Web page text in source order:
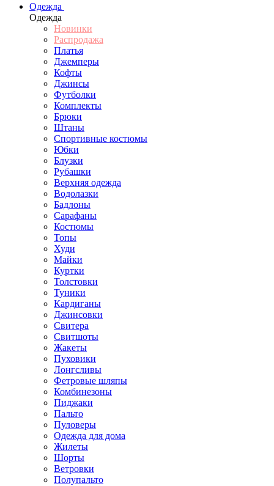
Одежда
Одежда
Новинки
Распродажа
Платья
Джемперы
Кофты
Джинсы
Футболки
Комплекты
Брюки
Штаны
Спортивные костюмы
Юбки
Блузки
Рубашки
Верхняя одежда
Водолазки
Бадлоны
Сарафаны
Костюмы
Топы
Худи
Майки
Куртки
Толстовки
Туники
Кардиганы
Джинсовки
Свитера
Свитшоты
Жакеты
Пуховики
Лонгсливы
Фетровые шляпы
Комбинезоны
Пиджаки
Пальто
Пуловеры
Одежда для дома
Жилеты
Шорты
Ветровки
Полупальто